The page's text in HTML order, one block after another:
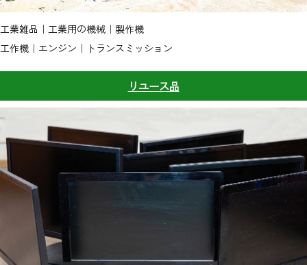
工業雑品｜工業用の機械｜製作機
工作機｜エンジン｜トランスミッション
リユース品